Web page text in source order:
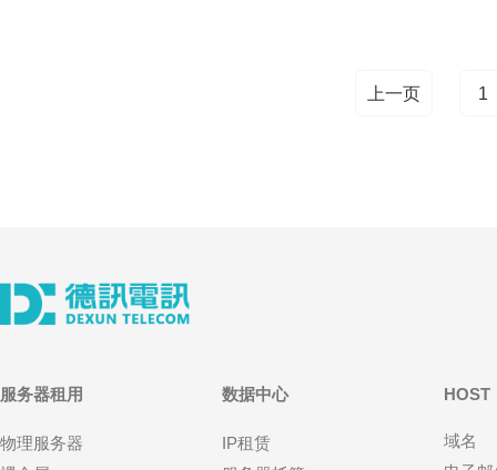
上一页 1
服务器租用
物理服务器
数据中心
IP租赁
HOST
域名